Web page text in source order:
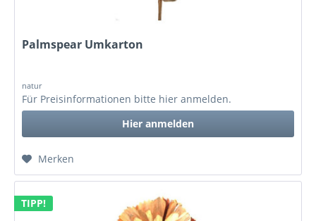
Palmspear Umkarton
natur
Für Preisinformationen bitte hier anmelden.
Hier anmelden
Merken
TIPP!